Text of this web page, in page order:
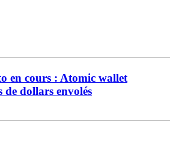
en cours : Atomic wallet
dollars envolés